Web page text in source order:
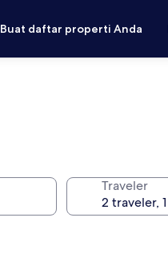
Buat daftar properti Anda
Traveler